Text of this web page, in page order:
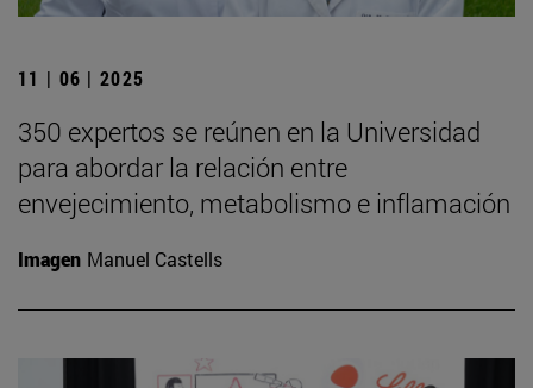
11 | 06 | 2025
350 expertos se reúnen en la Universidad
para abordar la relación entre
envejecimiento, metabolismo e inflamación
Imagen Manuel Castells